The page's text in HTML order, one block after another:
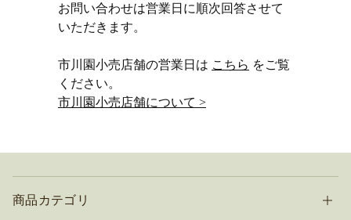
お問い合わせは営業日に順次回答させて
いただきます。
市川園小売店舗の営業日は こちら をご覧
ください。
市川園小売店舗について >
商品カテゴリ